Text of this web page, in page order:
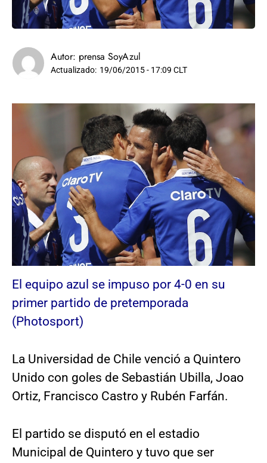
Autor: prensa SoyAzul
Actualizado: 19/06/2015 - 17:09 CLT
El equipo azul se impuso por 4-0 en su
primer partido de pretemporada
(Photosport)
La Universidad de Chile venció a Quintero
Unido con goles de Sebastián Ubilla, Joao
Ortiz, Francisco Castro y Rubén Farfán.
El partido se disputó en el estadio
Municipal de Quintero y tuvo que ser